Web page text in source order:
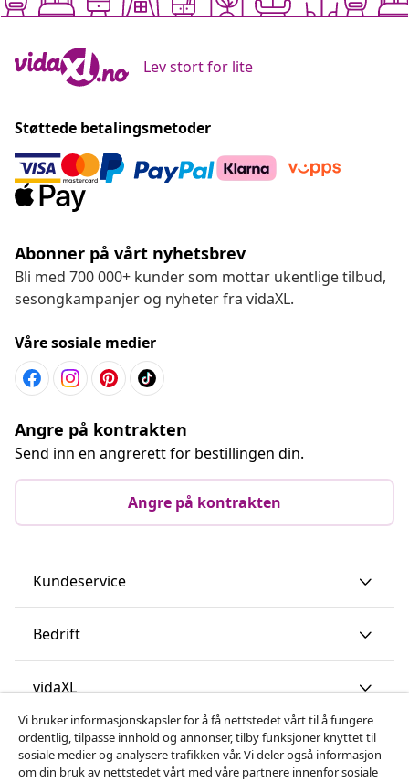
Lev stort for lite
Støttede betalingsmetoder
Abonner på vårt nyhetsbrev
Bli med 700 000+ kunder som mottar ukentlige tilbud,
sesongkampanjer og nyheter fra vidaXL.
Våre sosiale medier
Angre på kontrakten
Send inn en angrerett for bestillingen din.
Angre på kontrakten
Kundeservice
Bedrift
vidaXL
Oppdag mer
Vi bruker informasjonskapsler for å få nettstedet vårt til å fungere
ordentlig, tilpasse innhold og annonser, tilby funksjoner knyttet til
sosiale medier og analysere trafikken vår. Vi deler også informasjon
om din bruk av nettstedet vårt med våre partnere innenfor sosiale